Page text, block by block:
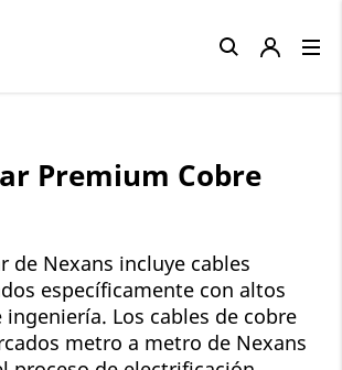
Premium Cobre
de Nexans incluye cables
específicamente con altos
ingeniería. Los cables de cobre
metro a metro de Nexans